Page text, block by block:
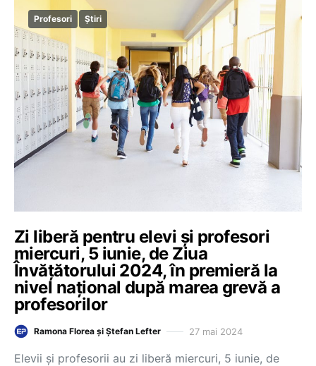
Profesori Știri
Zi liberă pentru elevi și profesori
miercuri, 5 iunie, de Ziua
Învățătorului 2024, în premieră la
nivel național după marea grevă a
profesorilor
Ramona Florea și Ștefan Lefter 27 mai 2024
Elevii și profesorii au zi liberă miercuri, 5 iunie, de